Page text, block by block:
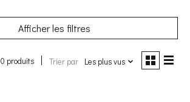
Afficher les filtres
0 produits Trier par Les plus vus